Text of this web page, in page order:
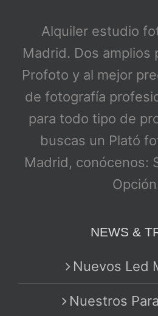
Alquiler estudio
Madrid. Dos amplios
Profoto y al mejor
de fotografía
para todo tipo de
buscas un Plató
Madrid, conócenos:
NEWS &
Nuevos Led
Nuestros